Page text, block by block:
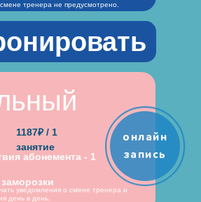
тренера не предусмотрено.
уведомления о смене тренера и
день в день.
абонемента - 1
1187₽ / 1
занятие
онлайн
запись